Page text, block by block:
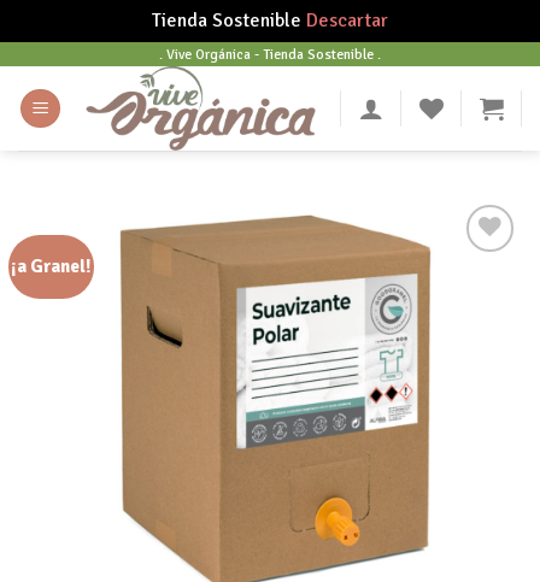
Tienda Sostenible Descartar
content
. Vive Orgánica - Tienda Sostenible .
¡a Granel!